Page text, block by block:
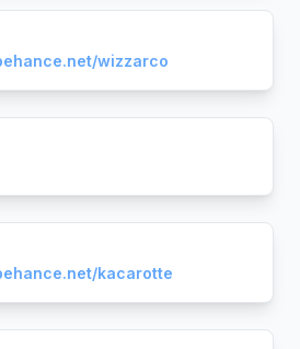
wizzarco
kacarotte